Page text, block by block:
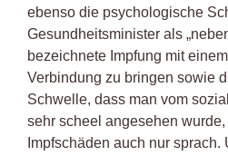
ebenso die psychologische
Gesundheitsminister als
bezeichnete Impfung mit
Verbindung zu bringen sowie
Schwelle, dass man vom
sehr scheel angesehen
Impfschäden auch nur